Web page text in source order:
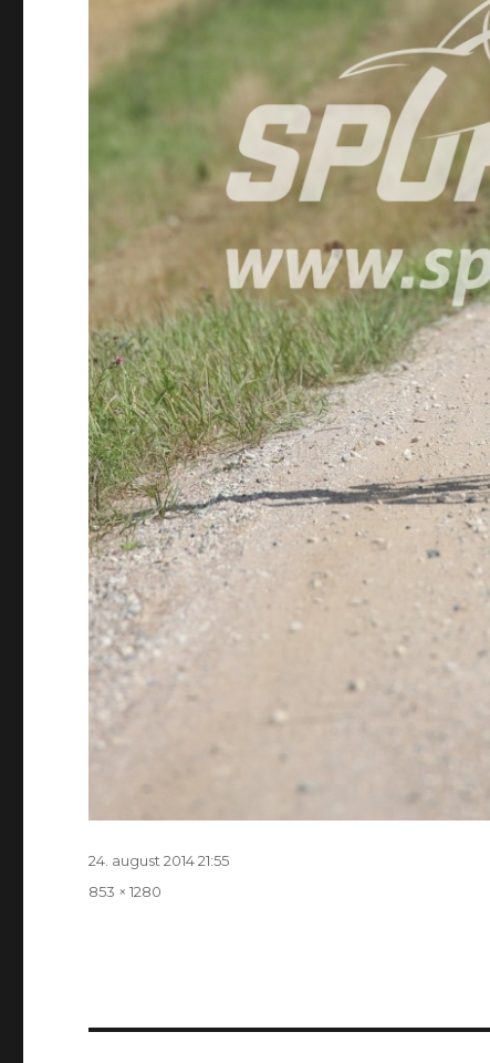
Postitatud
24. august 2014 21:55
Täissuurus
853 × 1280